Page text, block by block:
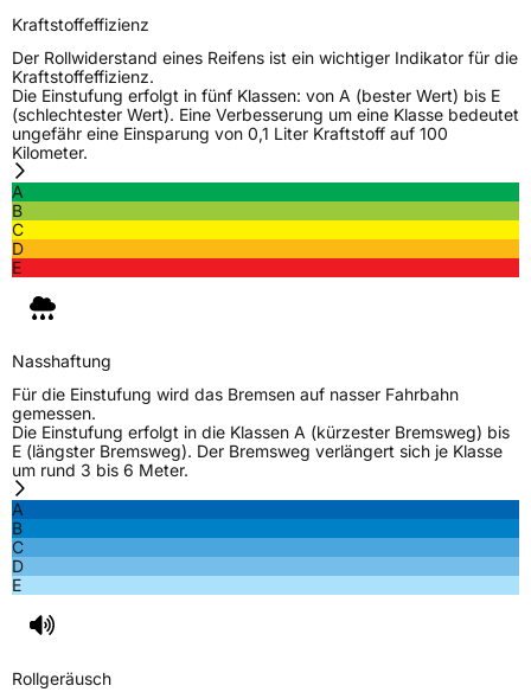
Allgemeine Produktsicherheit (GPSR)
Herstellerkontakt
2930 Brasschaat, compliance@deldo.com
Kraftstoffeffizienz
Der Rollwiderstand eines Reifens ist ein wichtiger Indikator für die
Kraftstoffeffizienz.
Die Einstufung erfolgt in fünf Klassen: von A (bester Wert) bis E
(schlechtester Wert). Eine Verbesserung um eine Klasse bedeutet
ungefähr eine Einsparung von 0,1 Liter Kraftstoff auf 100
Kilometer.
A
B
C
D
E
Nasshaftung
Für die Einstufung wird das Bremsen auf nasser Fahrbahn
gemessen.
Die Einstufung erfolgt in die Klassen A (kürzester Bremsweg) bis
E (längster Bremsweg). Der Bremsweg verlängert sich je Klasse
um rund 3 bis 6 Meter.
A
B
C
D
E
Rollgeräusch